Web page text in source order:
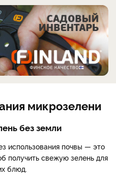
микрозелени
без земли
использования почвы — это
получить свежую зелень для
блюд.